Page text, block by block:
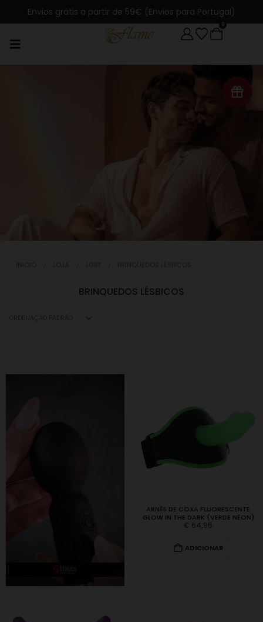
Envios grátis a partir de 59€ (Envios para Portugal)
0
BRINQUEDOS LÉSBICOS
ARNÊS DE COXA FLUORESCENTE
GLOW IN THE DARK (VERDE NÉON)
€ 64,95
ADICIONAR